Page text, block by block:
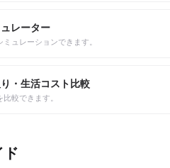
レーター
ュレーションできます。
・生活コスト比較
較できます。
ド